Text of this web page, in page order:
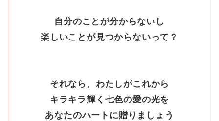
自分のことが分からないし
楽しいことが見つからないって？
それなら、わたしがこれから
キラキラ輝く七色の愛の光を
あなたのハートに贈りましょう